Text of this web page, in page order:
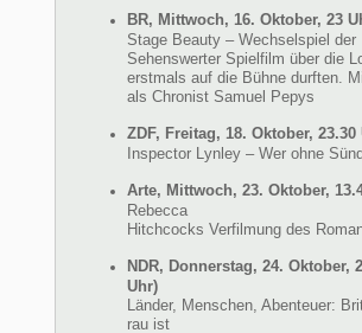
BR, Mittwoch, 16. Oktober, 23
Stage Beauty – Wechselspiel der
Sehenswerter Spielfilm über die
erstmals auf die Bühne durften.
als Chronist Samuel Pepys
ZDF, Freitag, 18. Oktober, 23.30
Inspector Lynley – Wer ohne
Arte, Mittwoch, 23. Oktober,
Rebecca
Hitchcocks Verfilmung des
NDR, Donnerstag, 24. Oktober,
Uhr)
Länder, Menschen, Abenteuer:
rau ist